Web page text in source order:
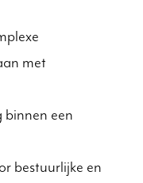
met
binnen een
bestuurlijke en